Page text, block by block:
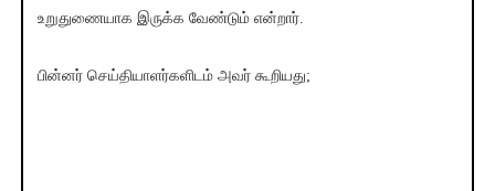
உறுதுணையாக இருக்க வேண்டும் என்றார்.
பின்னர் செய்தியாளர்களிடம் அவர் கூறியது;